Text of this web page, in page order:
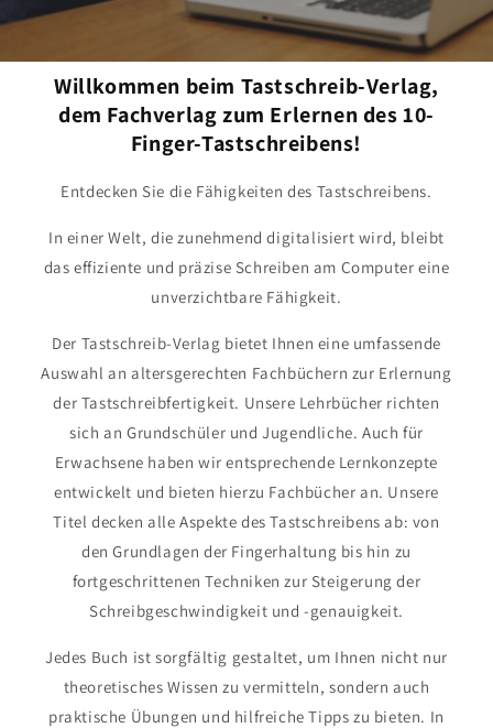
Willkommen beim Tastschreib-Verlag,
dem Fachverlag zum Erlernen des 10-
Finger-Tastschreibens!
Entdecken Sie die Fähigkeiten des Tastschreibens.
In einer Welt, die zunehmend digitalisiert wird, bleibt
das effiziente und präzise Schreiben am Computer eine
unverzichtbare Fähigkeit.
Der Tastschreib-Verlag bietet Ihnen eine umfassende
Auswahl an altersgerechten Fachbüchern zur Erlernung
der Tastschreibfertigkeit. Unsere Lehrbücher richten
sich an Grundschüler und Jugendliche. Auch für
Erwachsene haben wir entsprechende Lernkonzepte
entwickelt und bieten hierzu Fachbücher an. Unsere
Titel decken alle Aspekte des Tastschreibens ab: von
den Grundlagen der Fingerhaltung bis hin zu
fortgeschrittenen Techniken zur Steigerung der
Schreibgeschwindigkeit und -genauigkeit.
Jedes Buch ist sorgfältig gestaltet, um Ihnen nicht nur
theoretisches Wissen zu vermitteln, sondern auch
praktische Übungen und hilfreiche Tipps zu bieten. In